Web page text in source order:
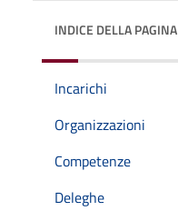
INDICE DELLA PAGINA
Incarichi
Organizzazioni
Competenze
Deleghe